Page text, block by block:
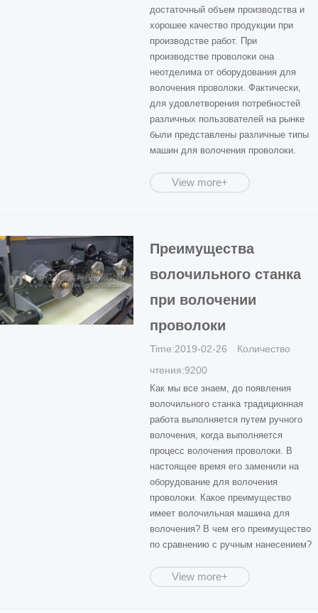
достаточный объем производства и
хорошее качество продукции при
производстве работ. При
производстве проволоки она
неотделима от оборудования для
волочения проволоки. Фактически,
для удовлетворения потребностей
различных пользователей на рынке
были представлены различные типы
машин для волочения проволоки.
View more+
Преимущества
волочильного станка
при волочении
проволоки
Time:2019-02-26 Количество
чтения:9200
Как мы все знаем, до появления
волочильного станка традиционная
работа выполняется путем ручного
волочения, когда выполняется
процесс волочения проволоки. В
настоящее время его заменили на
оборудование для волочения
проволоки. Какое преимущество
имеет волочильная машина для
волочения? В чем его преимущество
по сравнению с ручным нанесением?
View more+